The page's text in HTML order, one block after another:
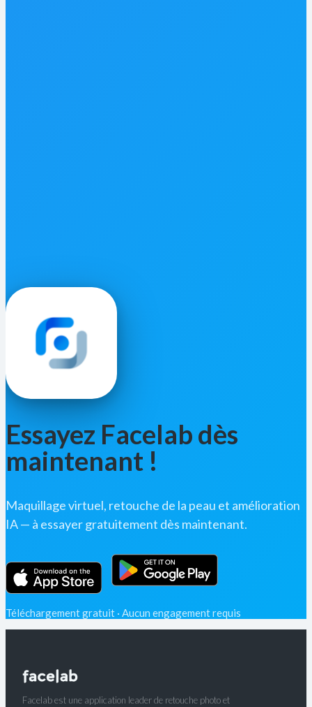
Essayez Facelab dès
maintenant !
Maquillage virtuel, retouche de la peau et amélioration
IA — à essayer gratuitement dès maintenant.
Téléchargement gratuit · Aucun engagement requis
Facelab est une application leader de retouche photo et